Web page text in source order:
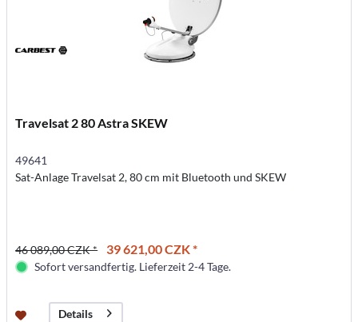
Travelsat 2 80 Astra SKEW
49641
Sat-Anlage Travelsat 2, 80 cm mit Bluetooth und SKEW
46 089,00 CZK * 39 621,00 CZK *
Sofort versandfertig. Lieferzeit 2-4 Tage.
Details